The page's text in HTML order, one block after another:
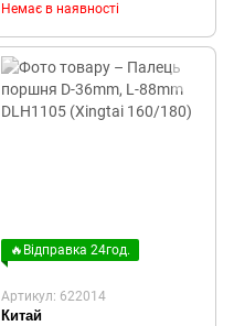
Немає в наявності
🔥Відправка 24год.
Артикул: 622014
Китай